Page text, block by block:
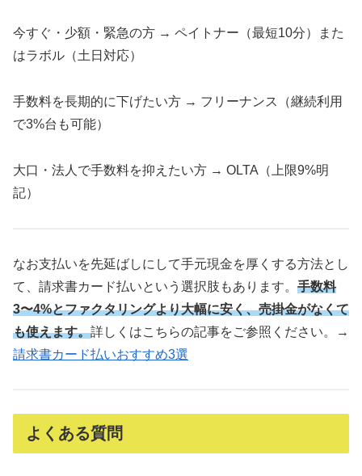
今すぐ・少額・緊急の方 → ペイトナー（最短10分）また
はラボル（土日対応）
手数料を長期的に下げたい方 → フリーナンス（継続利用
で3%台も可能）
大口・法人で手数料を抑えたい方 → OLTA（上限9%明
記）
なお支払いを先延ばしにして手元現金を厚くする方法とし
て、請求書カード払いという選択肢もあります。 手数料
3〜4%とファクタリングより大幅に安く、売掛金がなくて
も使えます。詳しくはこちらの記事をご参照ください。→
請求書カード払いおすすめ3選
よくある質問